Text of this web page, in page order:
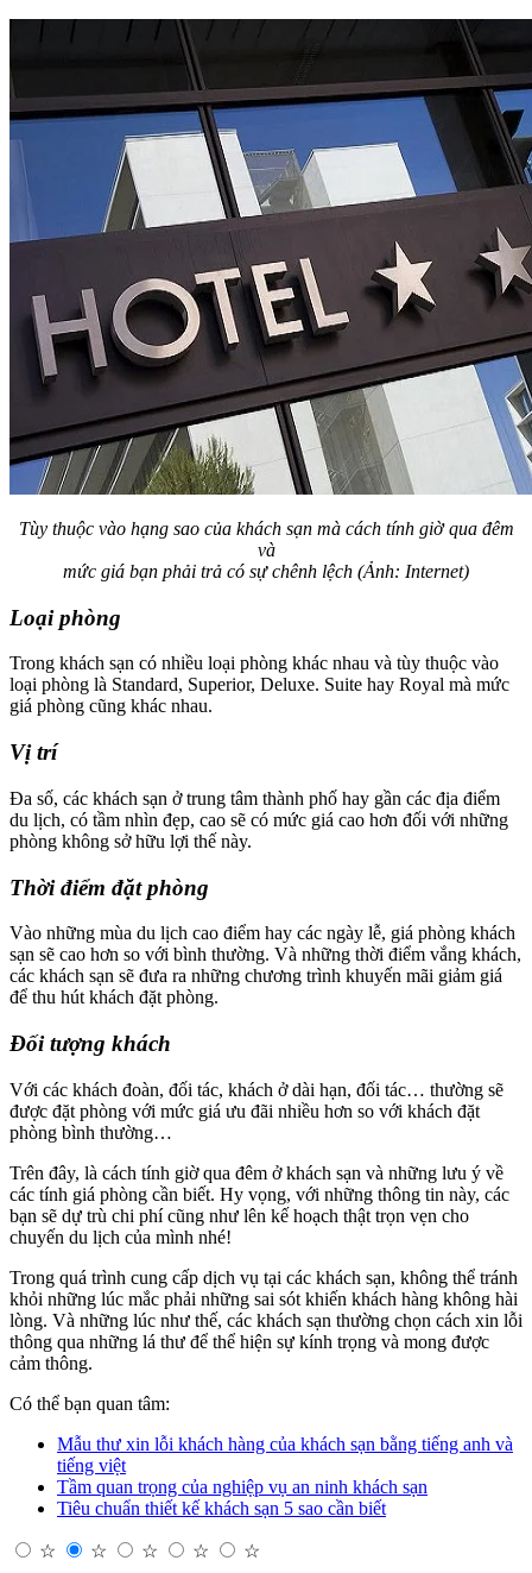
Tùy thuộc vào hạng sao của khách sạn mà cách tính giờ qua đêm
và
mức giá bạn phải trả có sự chênh lệch (Ảnh: Internet)
Loại phòng
Trong khách sạn có nhiều loại phòng khác nhau và tùy thuộc vào
loại phòng là Standard, Superior, Deluxe. Suite hay Royal mà mức
giá phòng cũng khác nhau.
Vị trí
Đa số, các khách sạn ở trung tâm thành phố hay gần các địa điểm
du lịch, có tầm nhìn đẹp, cao sẽ có mức giá cao hơn đối với những
phòng không sở hữu lợi thế này.
Thời điểm đặt phòng
Vào những mùa du lịch cao điểm hay các ngày lễ, giá phòng khách
sạn sẽ cao hơn so với bình thường. Và những thời điểm vắng khách,
các khách sạn sẽ đưa ra những chương trình khuyến mãi giảm giá
để thu hút khách đặt phòng.
Đối tượng khách
Với các khách đoàn, đối tác, khách ở dài hạn, đối tác… thường sẽ
được đặt phòng với mức giá ưu đãi nhiều hơn so với khách đặt
phòng bình thường…
Trên đây, là cách tính giờ qua đêm ở khách sạn và những lưu ý về
các tính giá phòng cần biết. Hy vọng, với những thông tin này, các
bạn sẽ dự trù chi phí cũng như lên kế hoạch thật trọn vẹn cho
chuyến du lịch của mình nhé!
Trong quá trình cung cấp dịch vụ tại các khách sạn, không thể tránh
khỏi những lúc mắc phải những sai sót khiến khách hàng không hài
lòng. Và những lúc như thế, các khách sạn thường chọn cách xin lỗi
thông qua những lá thư để thể hiện sự kính trọng và mong được
cảm thông.
Có thể bạn quan tâm:
Mẫu thư xin lỗi khách hàng của khách sạn bằng tiếng anh và
tiếng việt
Tầm quan trọng của nghiệp vụ an ninh khách sạn
Tiêu chuẩn thiết kế khách sạn 5 sao cần biết
☆ ☆ ☆ ☆ ☆